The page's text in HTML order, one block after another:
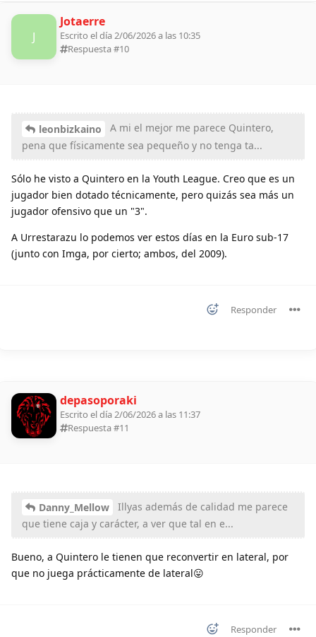
J
Jotaerre
Escrito el día 2/06/2026 a las 10:35
Respuesta #10
leonbizkaino
A mi el mejor me parece Quintero,
pena que físicamente sea pequeño y no tenga ta...
Sólo he visto a Quintero en la Youth League. Creo que es un
jugador bien dotado técnicamente, pero quizás sea más un
jugador ofensivo que un "3".
A Urrestarazu lo podemos ver estos días en la Euro sub-17
(junto con Imga, por cierto; ambos, del 2009).
Responder
depasoporaki
Escrito el día 2/06/2026 a las 11:37
Respuesta #11
Danny_Mellow
Illyas además de calidad me parece
que tiene caja y carácter, a ver que tal en e...
Bueno, a Quintero le tienen que reconvertir en lateral, por
que no juega prácticamente de lateral😛
Responder